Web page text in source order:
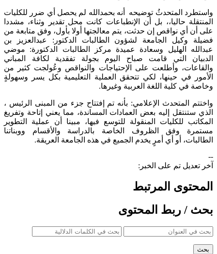
واستطرد المتحدثُ توضيحه أنه بحمدالله لم يحصل أي ضرر للكليات
المنتقلة حاليا،، بل أن الإنطباعات كانت محل تقدير وثناء، مشددا
على أن أي نواقص إن حدثت، يتم معالجتها أولا بأول، وفق متابعة من
فضيلة وكيل الجامعة لشؤون الطالبات الدكتور: عبدالعزيز بن
عبدالله الهليل وسعادة عميدة مركز الطالبات الدكتورة: موضي
الدبيان التي قامت صباح اليوم بجولة تفقدية لكافة المباني
والقاعات، وأطلعت على الإحتياجات والنواقص وعُولجت كثير من
الأمور في حينها، لكي تتحقق العملية التعليمية بكل يسر وسهولةٍ
وخاصة في كلية اللغة العربية وغيرها.
واختتم المتحدث الإعلامي: بأنه تم إفتتاح جزء من المبنى الرئيس ،
الذي ستنتقل إليه بعض العمادات المساندة، مما يعني إتاحة وتفريغ
المكاتب للكليات المنقولة للتوسع فيها، مبينا أن عملية التطوير
مستمرة وفق الظروف الخاصة بالدراسة والأقسام ووبناتنا
الطالبات، أو أي أمرٍ يخدم الجميع في هذه الجامعة العريقة.​
--
آخر تعديل تم على الخبر:
المحتوى المرتبط
بحث / ربط المحتوى